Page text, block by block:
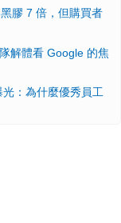
膠 7 倍，但購買者
解體看 Google 的焦
：為什麼優秀員工